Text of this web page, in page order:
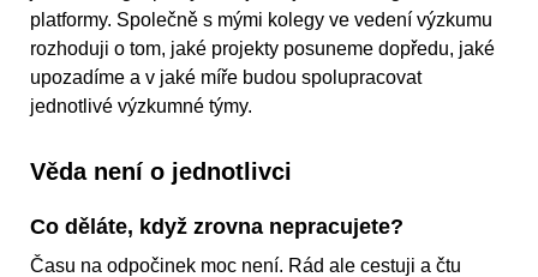
platformy. Společně s mými kolegy ve vedení výzkumu
rozhoduji o tom, jaké projekty posuneme dopředu, jaké
upozadíme a v jaké míře budou spolupracovat
jednotlivé výzkumné týmy.
Věda není o jednotlivci
Co děláte, když zrovna nepracujete?
Času na odpočinek moc není. Rád ale cestuji a čtu